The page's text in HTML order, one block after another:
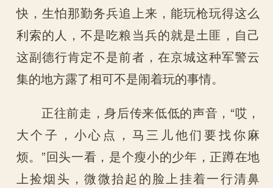
快，生怕那勤务兵追上来，能玩枪玩得这么
利索的人，不是吃粮当兵的就是土匪，自己
这副德行肯定不是前者，在京城这种军警云
集的地方露了相可不是闹着玩的事情。
正往前走，身后传来低低的声音，“哎，
大个子，小心点，马三儿他们要找你麻
烦。”回头一看，是个瘦小的少年，正蹲在地
上捡烟头，微微抬起的脸上挂着一行清鼻